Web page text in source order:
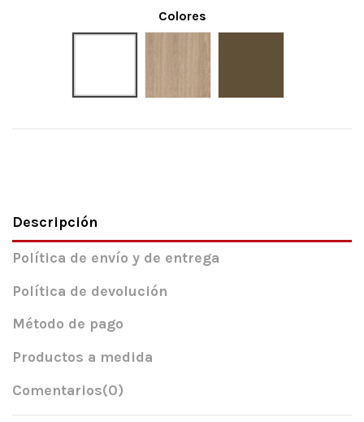
Colores
Cambrian
Descripción
Política de envío y de entrega
Política de devolución
Método de pago
Productos a medida
Comentarios(0)